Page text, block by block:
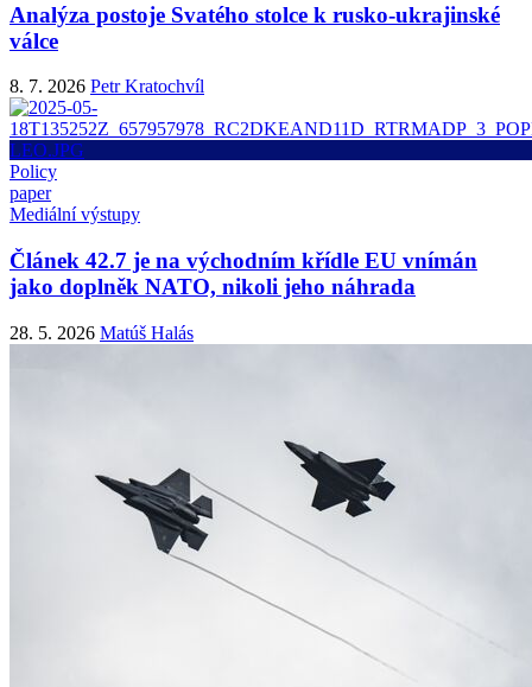
Analýza postoje Svatého stolce k rusko-ukrajinské
válce
8. 7. 2026 Petr Kratochvíl
Policy
paper
Mediální výstupy
Článek 42.7 je na východním křídle EU vnímán
jako doplněk NATO, nikoli jeho náhrada
28. 5. 2026 Matúš Halás